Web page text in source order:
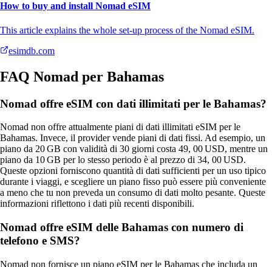
How to buy and install Nomad eSIM
This article explains the whole set-up process of the Nomad eSIM.
esimdb.com
FAQ Nomad per Bahamas
Nomad offre eSIM con dati illimitati per le Bahamas?
Nomad non offre attualmente piani di dati illimitati eSIM per le
Bahamas. Invece, il provider vende piani di dati fissi. Ad esempio, un
piano da 20 GB con validità di 30 giorni costa 49, 00 USD, mentre un
piano da 10 GB per lo stesso periodo è al prezzo di 34, 00 USD.
Queste opzioni forniscono quantità di dati sufficienti per un uso tipico
durante i viaggi, e scegliere un piano fisso può essere più conveniente
a meno che tu non preveda un consumo di dati molto pesante. Queste
informazioni riflettono i dati più recenti disponibili.
Nomad offre eSIM delle Bahamas con numero di
telefono e SMS?
Nomad non fornisce un piano eSIM per le Bahamas che includa un